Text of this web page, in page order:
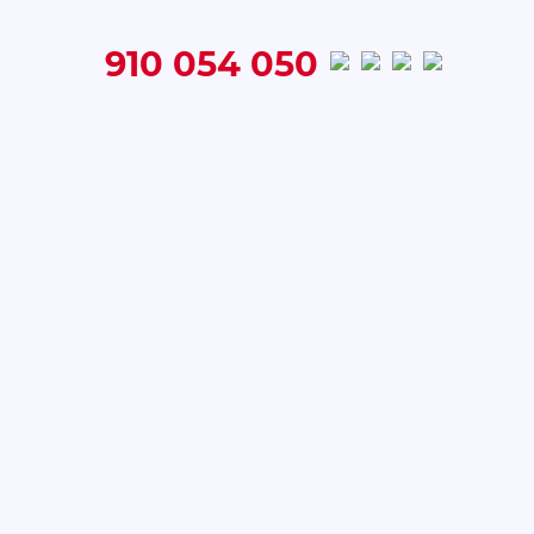
910 054 050